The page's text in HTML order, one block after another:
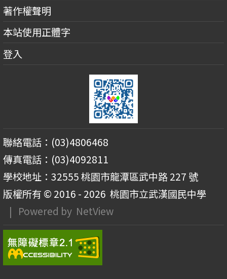
著作權聲明
本站使用正體字
登入
聯絡電話：(03)4806468
傳真電話：(03)4092811
學校地址：32555 桃園市龍潭區武中路 227 號
版權所有 © 2016 - 2026 桃園市立武漢國民中學
| Powered by NetView